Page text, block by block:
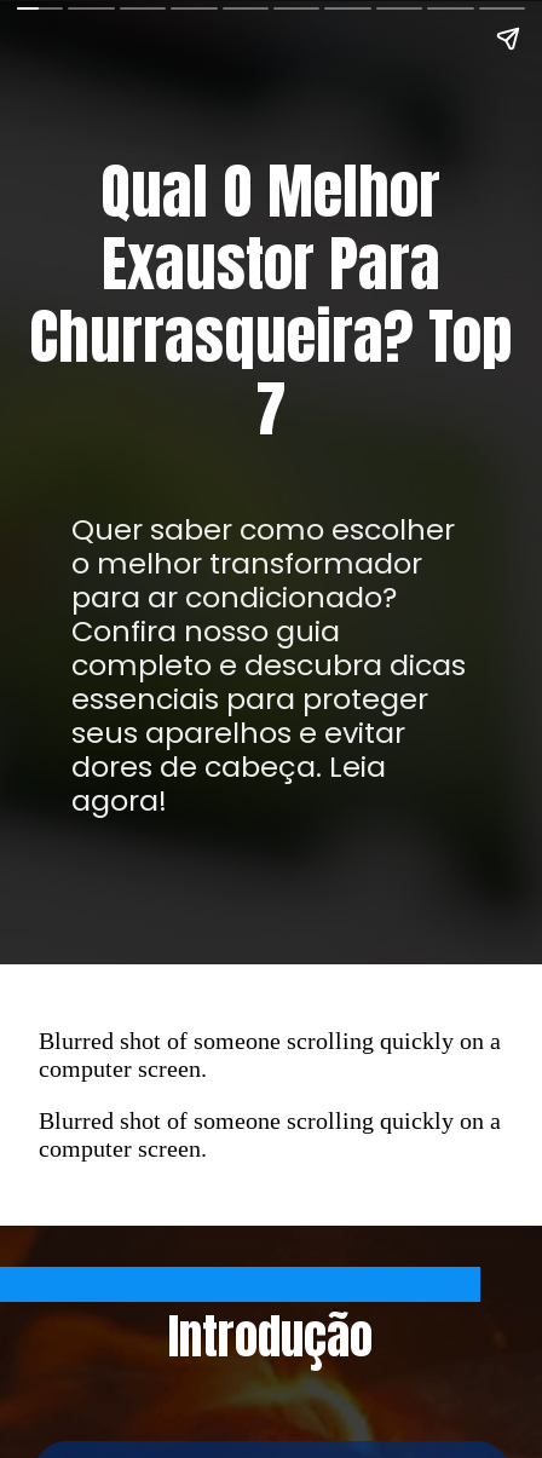
Qual O Melhor
Exaustor Para
Churrasqueira? Top
7
Quer saber como escolher
o melhor transformador
para ar condicionado?
Confira nosso guia
completo e descubra dicas
essenciais para proteger
seus aparelhos e evitar
dores de cabeça. Leia
agora!
Blurred shot of someone scrolling quickly on a
computer screen.
Blurred shot of someone scrolling quickly on a
computer screen.
Introdução